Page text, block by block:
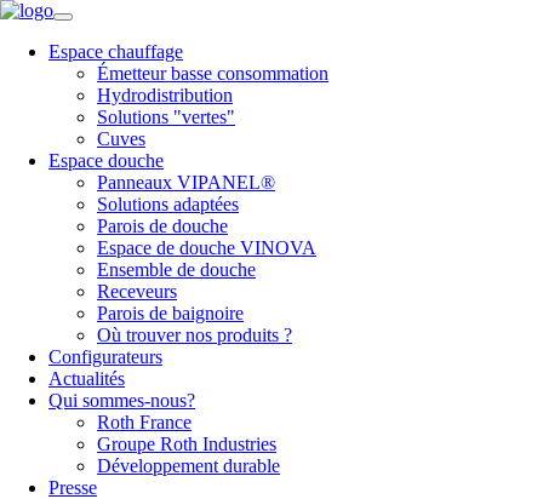
Espace chauffage
Émetteur basse consommation
Hydrodistribution
Solutions "vertes"
Cuves
Espace douche
Panneaux VIPANEL®
Solutions adaptées
Parois de douche
Espace de douche VINOVA
Ensemble de douche
Receveurs
Parois de baignoire
Où trouver nos produits ?
Configurateurs
Actualités
Qui sommes-nous?
Roth France
Groupe Roth Industries
Développement durable
Presse